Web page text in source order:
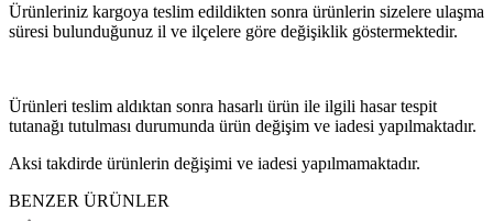
Ürünleriniz kargoya teslim edildikten sonra ürünlerin sizelere ulaşma
süresi bulunduğunuz il ve ilçelere göre değişiklik göstermektedir.
Ürünleri teslim aldıktan sonra hasarlı ürün ile ilgili hasar tespit
tutanağı tutulması durumunda ürün değişim ve iadesi yapılmaktadır.
Aksi takdirde ürünlerin değişimi ve iadesi yapılmamaktadır.
BENZER ÜRÜNLER